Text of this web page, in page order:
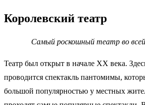
Королевский театр
Самый роскошный театр во
Театр был открыт в начале XX века.
проводится спектакль пантомимы,
большой популярностью у местных